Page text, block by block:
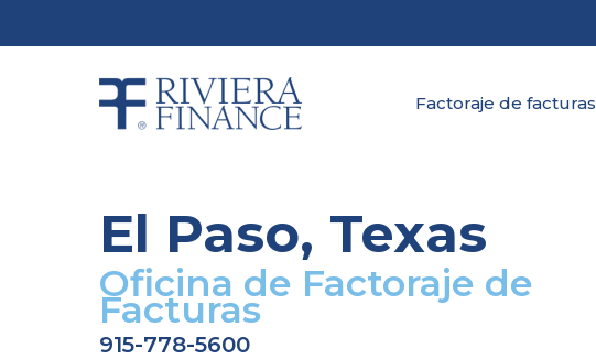
Factoraje de facturas
El Paso, Texas
Oficina de Factoraje de
Facturas
915-778-5600